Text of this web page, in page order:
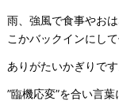
雨、強風で食事やお
こかバックインにし
ありがたいかぎりです
”臨機応変”を合い言